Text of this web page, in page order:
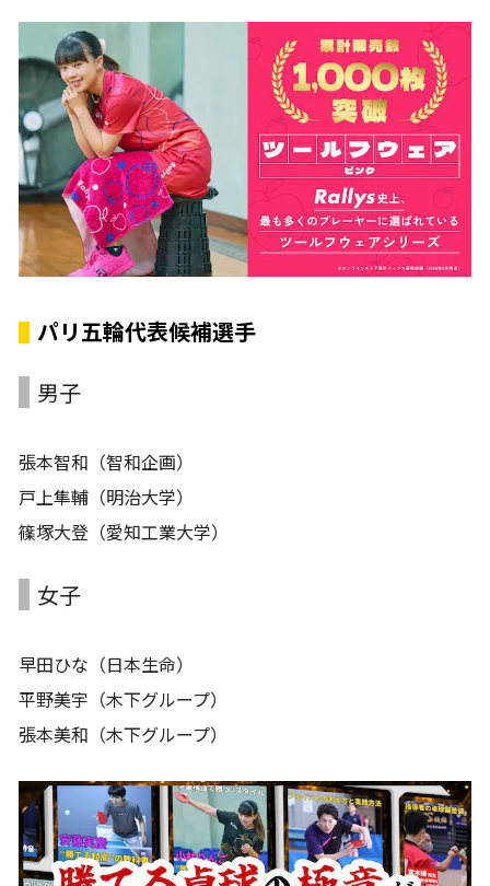
パリ五輪代表候補選手
男子
張本智和（智和企画）
戸上隼輔（明治大学）
篠塚大登（愛知工業大学）
女子
早田ひな（日本生命）
平野美宇（木下グループ）
張本美和（木下グループ）